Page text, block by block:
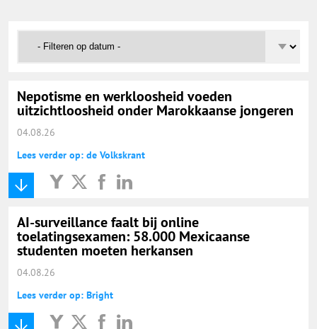
Yurls.net
Nepotisme en werkloosheid voeden
uitzichtloosheid onder Marokkaanse jongeren
04.08.26
Lees verder op: de Volkskrant
AI-surveillance faalt bij online
toelatingsexamen: 58.000 Mexicaanse
studenten moeten herkansen
04.08.26
Lees verder op: Bright